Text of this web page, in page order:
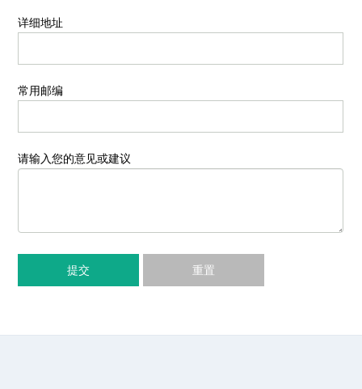
详细地址
常用邮编
请输入您的意见或建议
提交 重置